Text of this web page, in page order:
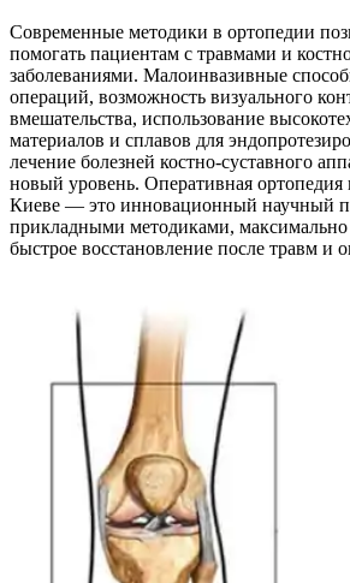
Современные методики в ортопедии
помогать пациентам с травмами и
заболеваниями. Малоинвазивные
операций, возможность визуального
вмешательства, использование
материалов и сплавов для
лечение болезней костно-суставного
новый уровень. Оперативная ортопедия
Киеве — это инновационный научный
прикладными методиками, максимально
быстрое восстановление после травм и